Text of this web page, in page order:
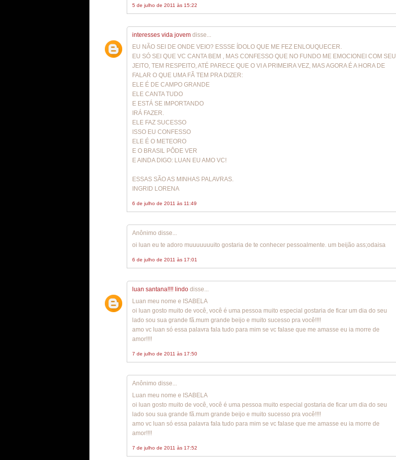
5 de julho de 2011 às 15:22
interesses vida jovem disse...
EU NÃO SEI DE ONDE VEIO? ESSSE ÍDOLO QUE ME FEZ ENLOUQUECER.
EU SÓ SEI QUE VC CANTA BEM , MAS CONFESSO QUE NO FUNDO ME EMOCIONEI COM SEU
JEITO, TEM RESPEITO, ATÉ PARECE QUE O VI A PRIMEIRA VEZ, MAS AGORA É A HORA DE
FALAR O QUE UMA FÃ TEM PRA DIZER:
ELE É DE CAMPO GRANDE
ELE CANTA TUDO
E ESTÁ SE IMPORTANDO
IRÁ FAZER.
ELE FAZ SUCESSO
ISSO EU CONFESSO
ELE É O METEORO
E O BRASIL PÔDE VER
E AINDA DIGO: LUAN EU AMO VC!
ESSAS SÃO AS MINHAS PALAVRAS.
INGRID LORENA
6 de julho de 2011 às 11:49
Anônimo disse...
oi luan eu te adoro muuuuuuuito gostaria de te conhecer pessoalmente. um beijão ass;odaisa
6 de julho de 2011 às 17:01
luan santana!!!! lindo disse...
Luan meu nome e ISABELA
oi luan gosto muito de você, você é uma pessoa muito especial gostaria de ficar um dia do seu
lado sou sua grande fã.mum grande beijo e muito sucesso pra você!!!!
amo vc luan só essa palavra fala tudo para mim se vc falase que me amasse eu ia morre de
amor!!!!
7 de julho de 2011 às 17:50
Anônimo disse...
Luan meu nome e ISABELA
oi luan gosto muito de você, você é uma pessoa muito especial gostaria de ficar um dia do seu
lado sou sua grande fã.mum grande beijo e muito sucesso pra você!!!!
amo vc luan só essa palavra fala tudo para mim se vc falase que me amasse eu ia morre de
amor!!!!
7 de julho de 2011 às 17:52